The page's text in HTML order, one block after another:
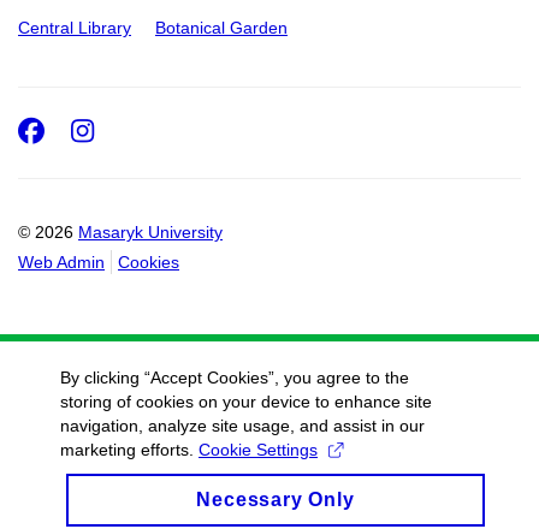
Central Library Botanical Garden
© 2026 Masaryk University
Web Admin
Cookies
Facebook
Instagram
By clicking “Accept Cookies”, you agree to the
storing of cookies on your device to enhance site
navigation, analyze site usage, and assist in our
marketing efforts. Cookie Settings
Necessary Only